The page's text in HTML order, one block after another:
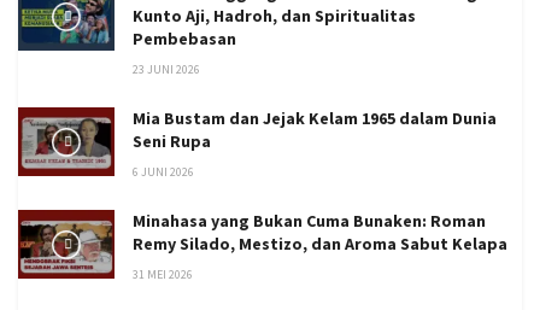
Kunto Aji, Hadroh, dan Spiritualitas
Pembebasan
23 JUNI 2026
Mia Bustam dan Jejak Kelam 1965 dalam Dunia
Seni Rupa
6 JUNI 2026
Minahasa yang Bukan Cuma Bunaken: Roman
Remy Silado, Mestizo, dan Aroma Sabut Kelapa
31 MEI 2026